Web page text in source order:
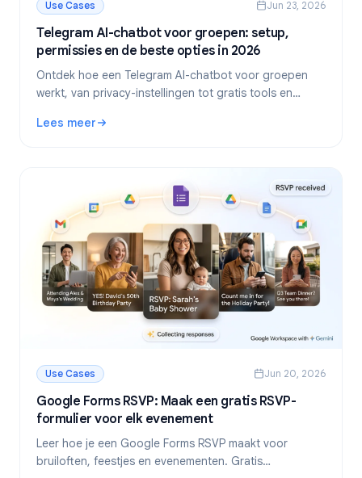
Use Cases Jun 23, 2026
Telegram AI-chatbot voor groepen: setup,
permissies en de beste opties in 2026
Ontdek hoe een Telegram AI-chatbot voor groepen
werkt, van privacy-instellingen tot gratis tools en
aanbevelingen voor jouw community.
Lees meer
: Telegram AI-chatbot voor groepen: setup, permissies
Use Cases Jun 20, 2026
Google Forms RSVP: Maak een gratis RSVP-
formulier voor elk evenement
Leer hoe je een Google Forms RSVP maakt voor
bruiloften, feestjes en evenementen. Gratis